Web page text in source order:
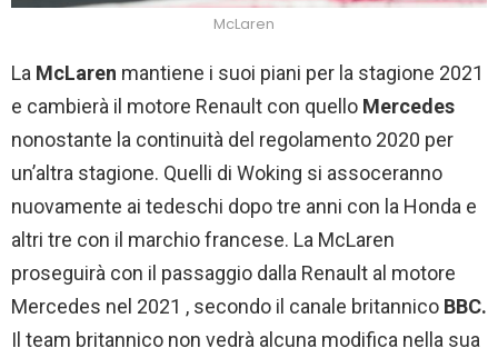
McLaren
La McLaren mantiene i suoi piani per la stagione 2021
e cambierà il motore Renault con quello Mercedes
nonostante la continuità del regolamento 2020 per
un’altra stagione. Quelli di Woking si assoceranno
nuovamente ai tedeschi dopo tre anni con la Honda e
altri tre con il marchio francese. La McLaren
proseguirà con il passaggio dalla Renault al motore
Mercedes nel 2021 , secondo il canale britannico BBC.
Il team britannico non vedrà alcuna modifica nella sua